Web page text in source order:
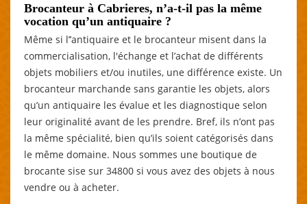
Brocanteur à Cabrieres, n’a-t-il pas la même
vocation qu’un antiquaire ?
Même si l’’antiquaire et le brocanteur misent dans la
commercialisation, l'échange et l’achat de différents
objets mobiliers et/ou inutiles, une différence existe. Un
brocanteur marchande sans garantie les objets, alors
qu’un antiquaire les évalue et les diagnostique selon
leur originalité avant de les prendre. Bref, ils n’ont pas
la même spécialité, bien qu’ils soient catégorisés dans
le même domaine. Nous sommes une boutique de
brocante sise sur 34800 si vous avez des objets à nous
vendre ou à acheter.